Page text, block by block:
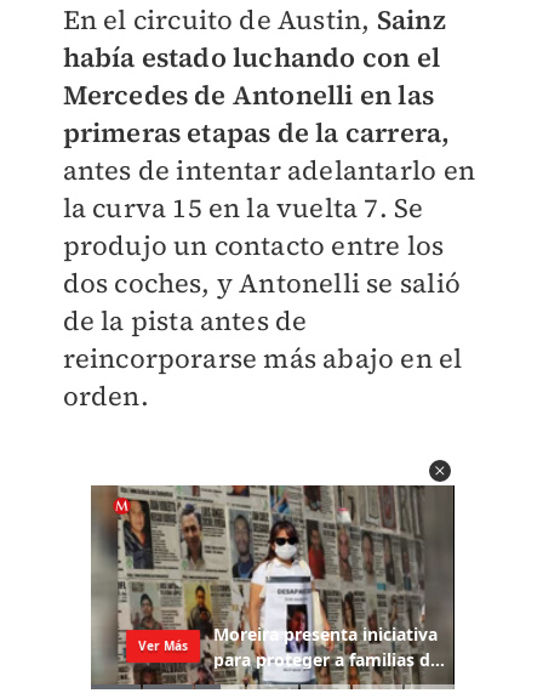
En el circuito de Austin, Sainz
había estado luchando con el
Mercedes de Antonelli en las
primeras etapas de la carrera,
antes de intentar adelantarlo en
la curva 15 en la vuelta 7. Se
produjo un contacto entre los
dos coches, y Antonelli se salió
de la pista antes de
reincorporarse más abajo en el
orden.